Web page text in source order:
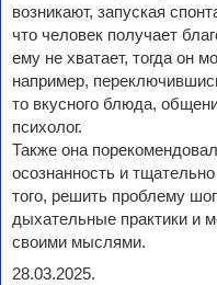
возникают, запуская
что человек получает
ему не хватает, тогда он
например,
то вкусного блюда,
психолог.
Также она
осознанность и
того, решить проблему
дыхательные практики и
своими мыслями.
28.03.2025.